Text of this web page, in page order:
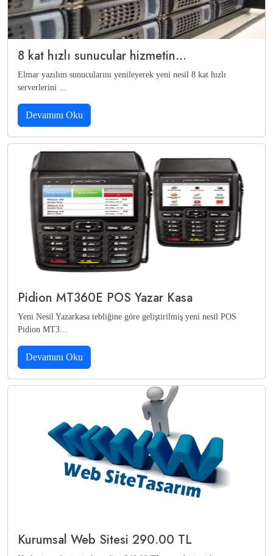
8 kat hızlı sunucular hizmetin...
Elmar yazılım sunucularını yenileyerek yeni nesil 8 kat hızlı
serverlerini ...
Devamını Oku
Pidion MT360E POS Yazar Kasa
Yeni Nesil Yazarkasa tebliğine göre geliştirilmiş yeni nesil POS
Pidion MT3...
Devamını Oku
Kurumsal Web Sitesi 290.00 TL